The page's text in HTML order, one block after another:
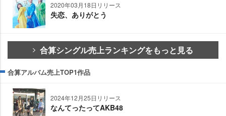
2020年03月18日リリース
失恋、ありがとう
合算シングル売上ランキングをもっと見る
合算アルバム売上TOP1作品
2024年12月25日リリース
なんてったってAKB48